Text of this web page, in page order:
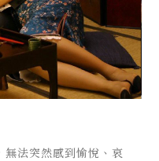
無法突然感到愉悅、哀